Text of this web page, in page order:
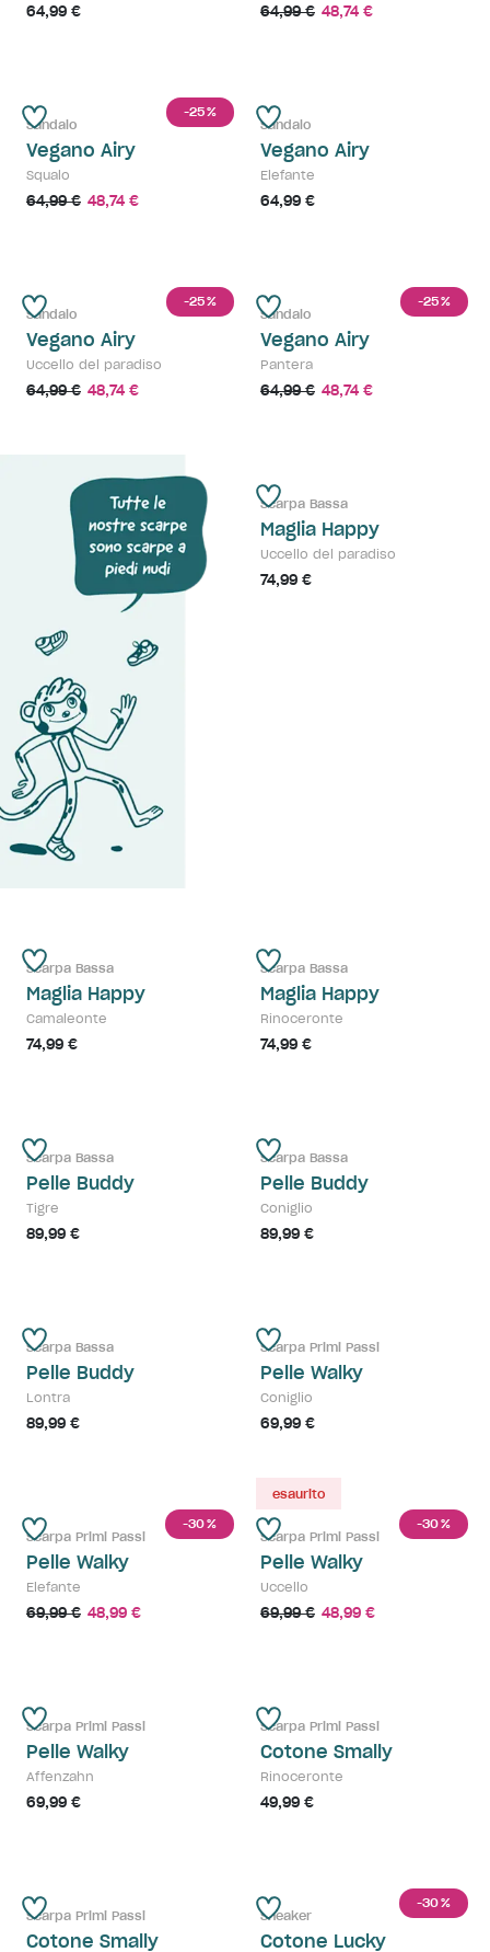
64,99 € 64,99 € 48,74 €
-25%
Sandalo
Vegano Airy
Squalo
64,99 € 48,74 €
Sandalo
Vegano Airy
Elefante
64,99 €
-25%
Sandalo
Vegano Airy
Uccello del paradiso
64,99 € 48,74 €
-25%
Sandalo
Vegano Airy
Pantera
64,99 € 48,74 €
Scarpa Bassa
Maglia Happy
Uccello del paradiso
74,99 €
Scarpa Bassa
Maglia Happy
Camaleonte
74,99 €
Scarpa Bassa
Maglia Happy
Rinoceronte
74,99 €
Scarpa Bassa
Pelle Buddy
Tigre
89,99 €
Scarpa Bassa
Pelle Buddy
Coniglio
89,99 €
Scarpa Bassa
Pelle Buddy
Lontra
89,99 €
Scarpa Primi Passi
Pelle Walky
Coniglio
69,99 €
-30%
Scarpa Primi Passi
Pelle Walky
Elefante
69,99 € 48,99 €
esaurito
-30%
Scarpa Primi Passi
Pelle Walky
Uccello
69,99 € 48,99 €
Scarpa Primi Passi
Pelle Walky
Affenzahn
69,99 €
Scarpa Primi Passi
Cotone Smally
Rinoceronte
49,99 €
Scarpa Primi Passi
Cotone Smally
-30%
Sneaker
Cotone Lucky